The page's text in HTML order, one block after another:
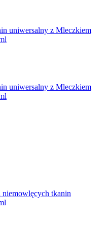
uniwersalny z Mleczkiem
uniwersalny z Mleczkiem
tkanin